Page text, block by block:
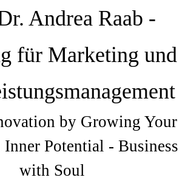
Andrea Raab -
für Marketing und
by Growing Your
Inner Potential - Business
with Soul